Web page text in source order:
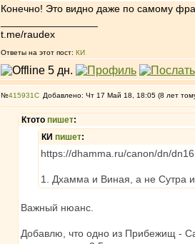
Конечно! Это видно даже по самому
t.me/raudex
Ответы на этот пост: КИ
№415931 Добавлено: Чт 17 Май 18, 18:05 (8 лет
Ктото пишет:
КИ пишет:
https://dhamma.ru/canon/dn/
1. Дхамма и Виная, а не Сутра
Важный нюанс.
Добавлю, что одно из Прибежищ -